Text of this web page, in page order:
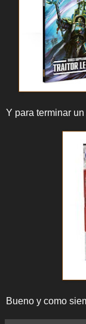
Y para terminar
Bueno y como